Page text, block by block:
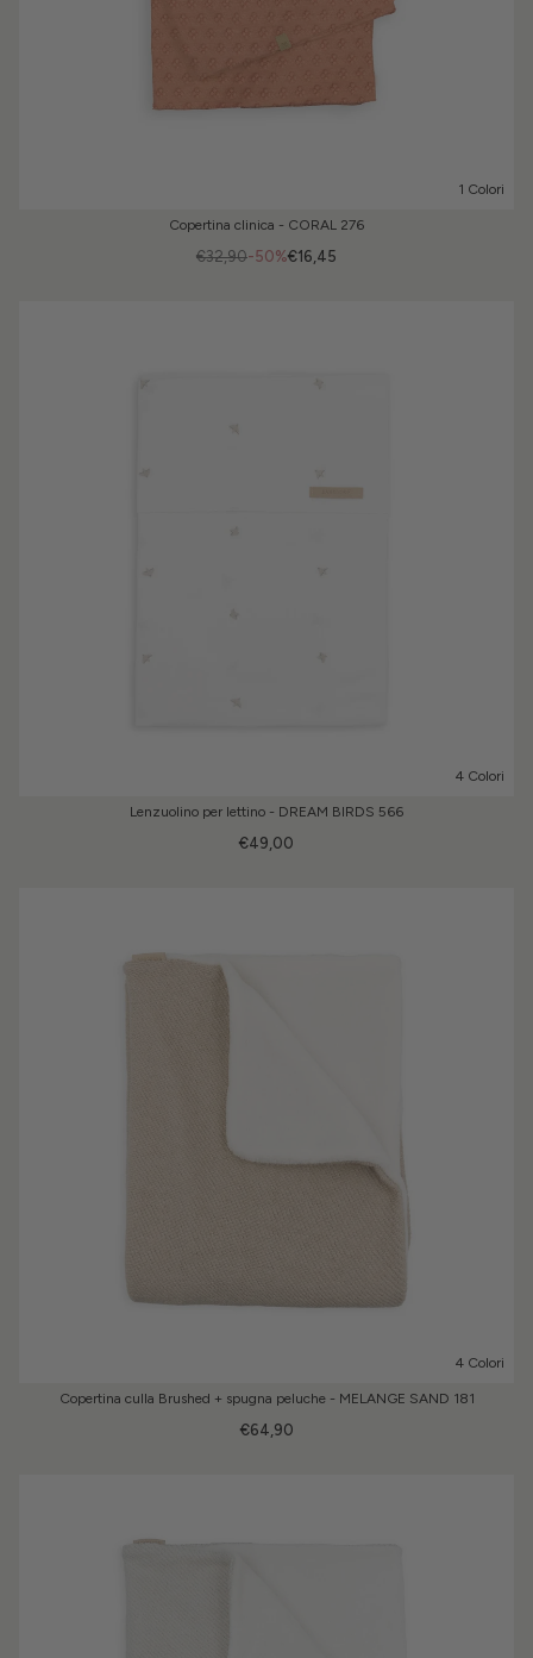
1 Colori
Copertina clinica - CORAL 276
-50%
€32,90 €16,45
4 Colori
Lenzuolino per lettino - DREAM BIRDS 566
€49,00
4 Colori
Copertina culla Brushed + spugna peluche - MELANGE SAND 181
€64,90